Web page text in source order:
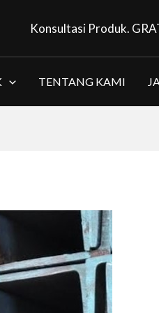
Konsultasi Produk.
TENTANG KAMI